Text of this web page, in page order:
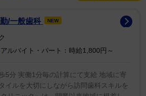
1/9
/一般歯科 NEW
アルバイト・パート：時給1,800円～
5分 実働1分毎の計算にて支給 地域に寄
イルを大切にしながら訪問歯科スキルを